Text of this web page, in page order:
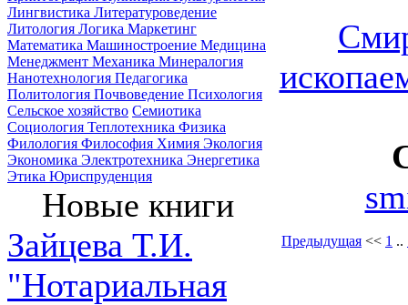
Лингвистика Литературоведение
Литология Логика Маркетинг
Математика Машиностроение Медицина
Менеджмент Механика Минералогия
Нанотехнология Педагогика
Политология Почвоведение Психология
Сельское хозяйство Семиотика
Социология Теплотехника Физика
Филология Философия Химия Экология
Экономика Электротехника Энергетика
Этика Юриспруденция
Новые книги
Зайцева Т.И.
"Нотариальная
Предыдущая << 1 ..